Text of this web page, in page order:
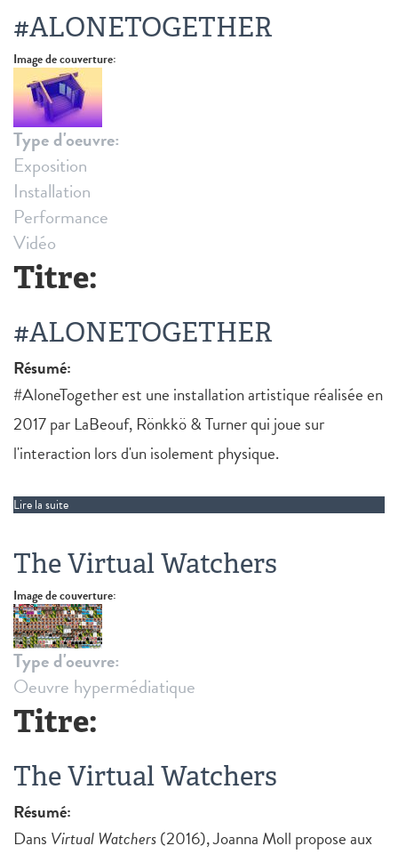
#ALONETOGETHER
Image de couverture:
Type d'oeuvre:
Exposition
Installation
Performance
Vidéo
Titre:
#ALONETOGETHER
Résumé:
#AloneTogether est une installation artistique réalisée en
2017 par LaBeouf, Rönkkö & Turner qui joue sur
l'interaction lors d'un isolement physique.
Lire la suite
The Virtual Watchers
Image de couverture:
Type d'oeuvre:
Oeuvre hypermédiatique
Titre:
The Virtual Watchers
Résumé:
Dans Virtual Watchers(2016), Joanna Moll propose aux